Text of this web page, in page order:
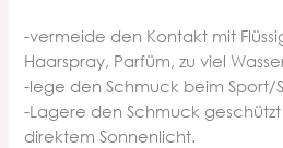
-vermeide den Kontakt mit
Haarspray, Parfüm, zu viel
-lege den Schmuck beim Sport/
-Lagere den Schmuck
direktem Sonnenlicht.